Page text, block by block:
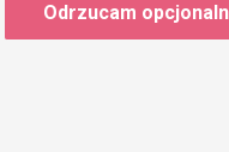
Odrzucam